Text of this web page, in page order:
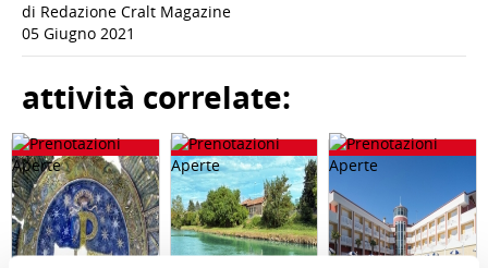
di Redazione Cralt Magazine
05 Giugno 2021
attività correlate: